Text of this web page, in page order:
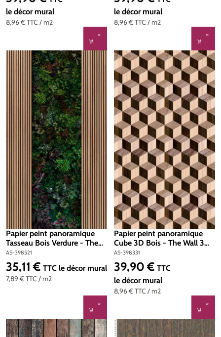
8,96 €TTC / m2
le décor mural
8,96 €TTC / m2
le décor mural
Papier peint panoramique
Tasseau Bois Verdure - The
Wall 3 d'A.S. Création | Réf.
AS-398521
AS-398521
7,89 €TTC / m2
Prix régulier :
35,11 € TTC le décor mural
Papier peint panoramique
Cube 3D Bois - The Wall 3
d'A.S. Création | Réf. AS-
398331
AS-398331
8,96 €TTC / m2
Prix régulier :
39,90 € TTC
le décor mural